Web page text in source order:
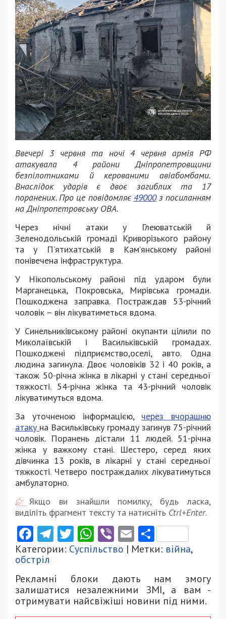
Ввечері 3 червня та ночі 4 червня армія РФ
атакувала 4 райони Дніпропетровщини
безпілотниками й керованими авіабомбами.
Внаслідок ударів є двоє загиблих та 17
поранених. Про це повідомляє 49000з посиланням
на Дніпропетровську ОВА.
Через нічні атаки у Глеюватській й
Зеленодольській громаді Криворізького району
та у П’ятихатській в Кам’янському районі
понівечена інфраструктура.
У Нікопольському районі під ударом були
Марганецька, Покровська, Мирівська громади.
Пошкоджена заправка. Постраждав 53-річний
чоловік – він лікуватиметься вдома.
У Синельниківському районі окупанти цілили по
Миколаївській і Васильківській громадах.
Пошкоджені підприємство,оселі, авто. Одна
людина загинула. Двоє чоловіків 32 і 40 років, а
також 50-річна жінка в лікарні у стані середньої
тяжкості. 54-річна жінка та 43-річний чоловік
лікуватимуться вдома.
За уточненою інформацією, через вчорашню
атаку на Васильківську громаду загинув 75-річний
чоловік. Поранень дістали 11 людей. 51-річна
жінка у важкому стані. Шестеро, серед яких
дівчинка 13 років, в лікарні у стані середньої
тяжкості. Четверо постраждалих лікуватимуться
амбулаторно.
Якщо ви знайшли помилку, будь ласка,
виділіть фрагмент тексту та натисніть Ctrl+Enter.
Facebook
Telegram
Twitter
WhatsApp
ViberEmail
Категории: Суспільство | Метки: війна,
обстріл
Рекламні блоки дають нам змогу
залишатися незалежними ЗМІ, а вам -
отримувати найсвіжіші новини під ними.